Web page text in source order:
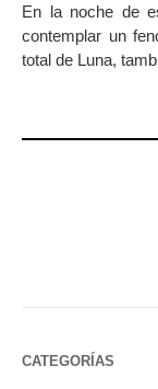
En la noche de
contemplar un
total de Luna,
CATEGORÍAS